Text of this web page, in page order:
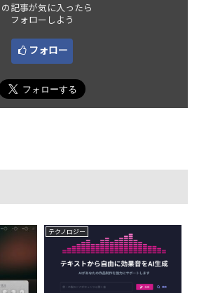
の記事が気に入ったら
フォローしよう
フォロー
テクノロジー